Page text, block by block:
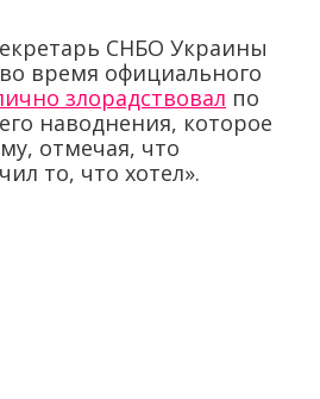
СНБО Украины
время официального
злорадствовал по
наводнения, которое
отмечая, что
то, что хотел».